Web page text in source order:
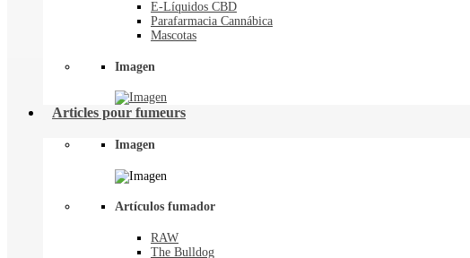
E-Líquidos CBD
Parafarmacia Cannábica
Mascotas
Imagen
Articles pour fumeurs
Imagen
Artículos fumador
RAW
The Bulldog